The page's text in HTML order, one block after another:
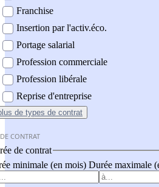
Franchise
Insertion par l'activ.éco.
Portage salarial
Profession commerciale
Profession libérale
Reprise d'entreprise
de types de contrat
CONTRAT
de contrat
minimale (en mois) Durée maximale